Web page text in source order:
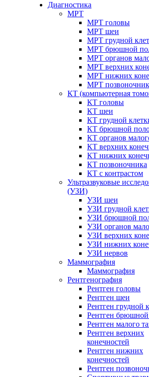
Диагностика
МРТ
МРТ головы
МРТ шеи
МРТ грудной
МРТ брюшной
МРТ органов
МРТ верхних
МРТ нижних
МРТ
КТ (компьютерная
КТ головы
КТ шеи
КТ грудной
КТ брюшной
КТ органов
КТ верхних
КТ нижних
КТ позвоночника
КТ с контрастом
Ультразвуковые
(УЗИ)
УЗИ шеи
УЗИ грудной
УЗИ брюшной
УЗИ органов
УЗИ верхних
УЗИ нижних
УЗИ нервов
Маммография
Маммография
Рентгенография
Рентген головы
Рентген шеи
Рентген грудной
Рентген брюшной
Рентген малого
Рентген верхних
конечностей
Рентген нижних
конечностей
Рентген